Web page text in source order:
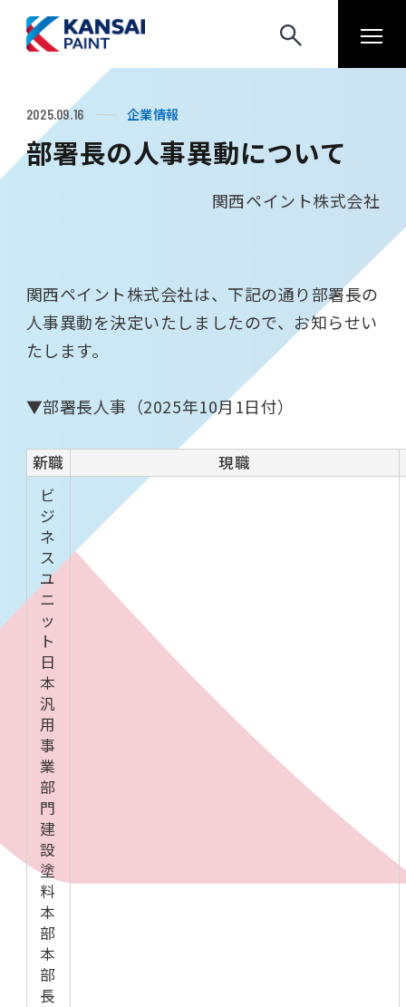
2025.09.16 企業情報
部署長の人事異動について
関西ペイント株式会社
関西ペイント株式会社は、下記の通り部署長の
人事異動を決定いたしましたので、お知らせい
たします。
▼部署長人事（2025年10月1日付）
新職
現職
ビ
ジ
ネ
ス
ユ
ニ
ッ
ト
日
本
汎
用
事
業
部
門
建
設
塗
料
本
部
本
部
長